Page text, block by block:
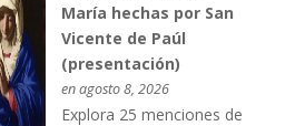
María hechas por San
Vicente de Paúl
(presentación)
en agosto 8, 2026
Explora 25 menciones de